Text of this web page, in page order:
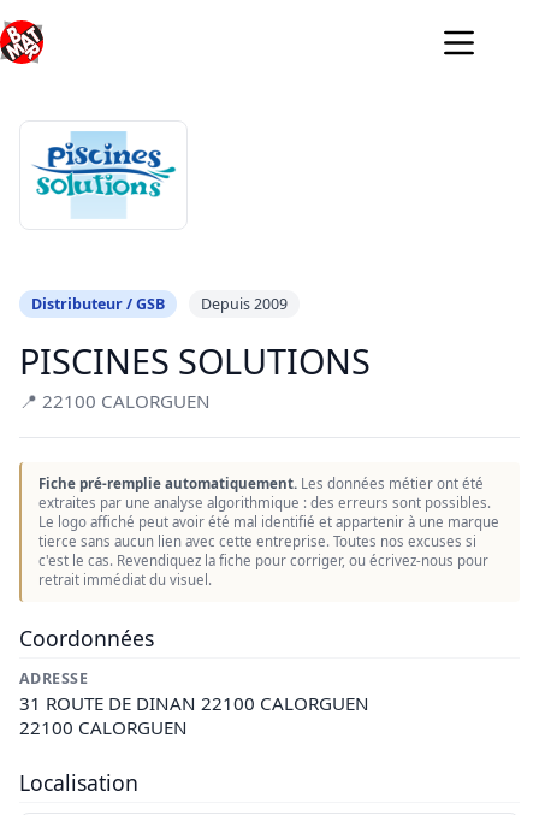
au
contenu
Distributeur / GSB Depuis 2009
PISCINES SOLUTIONS
📍 22100 CALORGUEN
Fiche pré-remplie automatiquement. Les données métier ont été
extraites par une analyse algorithmique : des erreurs sont possibles.
Le logo affiché peut avoir été mal identifié et appartenir à une marque
tierce sans aucun lien avec cette entreprise. Toutes nos excuses si
c'est le cas. Revendiquez la fiche pour corriger, ou écrivez-nous pour
retrait immédiat du visuel.
Coordonnées
ADRESSE
31 ROUTE DE DINAN 22100 CALORGUEN
22100 CALORGUEN
Localisation